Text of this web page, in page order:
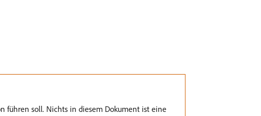
führen soll. Nichts in diesem Dokument ist eine